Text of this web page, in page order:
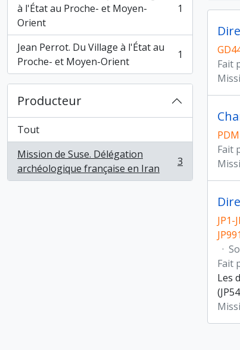
à l'État au Proche- et Moyen-
Orient
, 1 résultats 1
Jean Perrot. Du Village à l'État au
Proche- et Moyen-Orient
, 1 résultats 1
Producteur
Tout
Mission de Suse. Délégation
archéologique française en Iran
, 3 résultats 3
Fait
Fait
JP1-
·
Fait
Les